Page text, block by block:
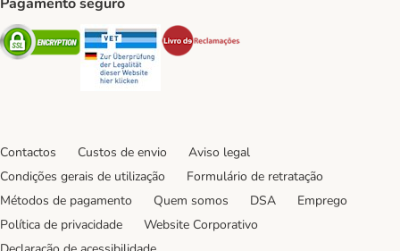
Security Security
Contactos Custos de envio
Aviso legal
Condições gerais de utilização
Formulário de retratação
Métodos de pagamento
Quem somos DSA
Emprego
Política de privacidade
Website Corporativo